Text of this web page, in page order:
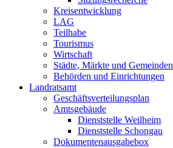
Kreisentwicklung
LAG
Teilhabe
Tourismus
Wirtschaft
Städte, Märkte und Gemeinden
Behörden und Einrichtungen
Landratsamt
Geschäftsverteilungsplan
Amtsgebäude
Dienststelle Weilheim
Dienststelle Schongau
Dokumentenausgabebox